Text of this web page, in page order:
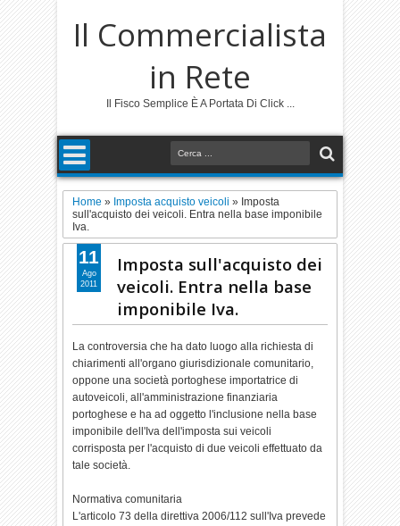
Il Commercialista
in Rete
Il Fisco Semplice È A Portata Di Click ...
Home » Imposta acquisto veicoli » Imposta
sull'acquisto dei veicoli. Entra nella base imponibile
Iva.
Imposta sull'acquisto dei
veicoli. Entra nella base
imponibile Iva.
La controversia che ha dato luogo alla richiesta di
chiarimenti all'organo giurisdizionale comunitario,
oppone una società portoghese importatrice di
autoveicoli, all'amministrazione finanziaria
portoghese e ha ad oggetto l'inclusione nella base
imponibile dell'Iva dell'imposta sui veicoli
corrisposta per l'acquisto di due veicoli effettuato da
tale società.
Normativa comunitaria
L'articolo 73 della direttiva 2006/112 sull'Iva prevede
11
Ago
2011